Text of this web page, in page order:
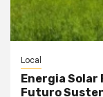
Local
Energia Solar
Futuro